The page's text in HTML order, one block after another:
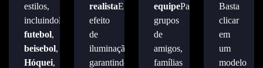
estilos,
incluindoBasquetebol,
futebol,
beisebol,
Hóquei,
realistaE
efeito
de
iluminação,
garantindo
equipePara
grupos
de
amigos,
famílias
Basta
clicar
em
um
modelo